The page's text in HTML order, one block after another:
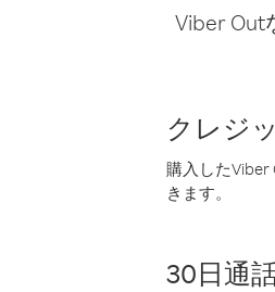
Viber Out
クレジ
購入した
きます。
30日通